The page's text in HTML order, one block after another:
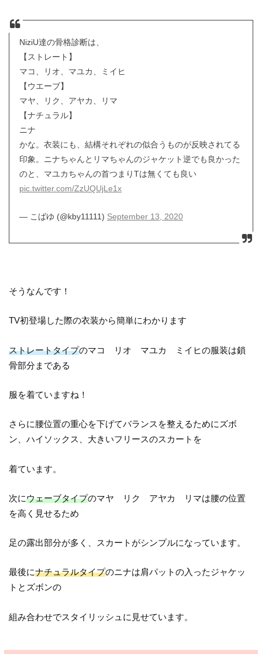
NiziU達の骨格診断は、
【ストレート】
マコ、リオ、マユカ、ミイヒ
【ウエーブ】
マヤ、リク、アヤカ、リマ
【ナチュラル】
ニナ
かな。衣装にも、結構それぞれの似合うものが反映されてる
印象。ニナちゃんとリマちゃんのジャケット逆でも良かった
のと、マユカちゃんの首つまりTは無くても良い
pic.twitter.com/ZzUQUjLe1x
— こばゆ (@kby11111) September 13, 2020
そうなんです！
TV初登場した際の衣装から簡単にわかります
ストレートタイプのマコ リオ マユカ ミイヒの服装は鎖
骨部分まである
服を着ていますね！
さらに腰位置の重心を下げてバランスを整えるためにズボ
ン、ハイソックス、大きいフリースのスカートを
着ています。
次にウェーブタイプのマヤ リク アヤカ リマは腰の位置
を高く見せるため
足の露出部分が多く、スカートがシンプルになっています。
最後にナチュラルタイプのニナは肩パットの入ったジャケッ
トとズボンの
組み合わせでスタイリッシュに見せています。